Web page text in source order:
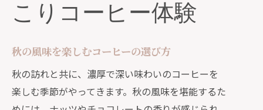
こりコーヒー体験
秋の風味を楽しむコーヒーの選び方
秋の訪れと共に、濃厚で深い味わいのコーヒーを
楽しむ季節がやってきます。秋の風味を堪能するた